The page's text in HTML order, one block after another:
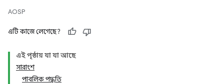
AOSP
এটি কাজে লেগেছে?
এই পৃষ্ঠায় যা যা আছে
সারাংশ
পাবলিক পদ্ধতি